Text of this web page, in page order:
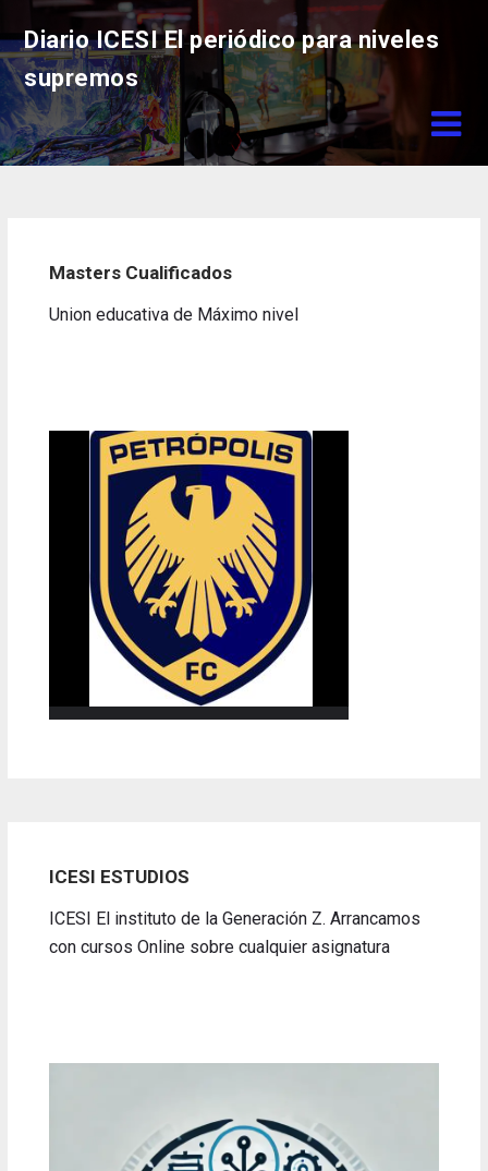
to
content
Diario ICESI El periódico para niveles
supremos
Masters Cualificados
Union educativa de Máximo nivel
ICESI ESTUDIOS
ICESI El instituto de la Generación Z. Arrancamos
con cursos Online sobre cualquier asignatura